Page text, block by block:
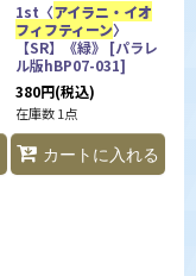
1st〈アイラニ・イオ
フィフティーン〉
【SR】《緑》 [パラレ
ル版hBP07-031]
380円(税込)
在庫数 1点
カートに入れる